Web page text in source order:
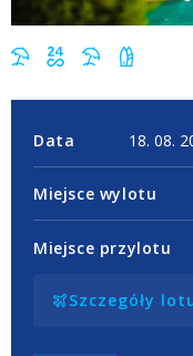
Data
Miejsce wylotu
Miejsce przylotu
Szczegóły